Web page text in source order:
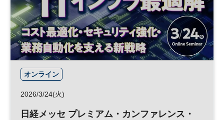
オンライン
2026/3/24(火)
日経メッセ プレミアム・カンファレンス・